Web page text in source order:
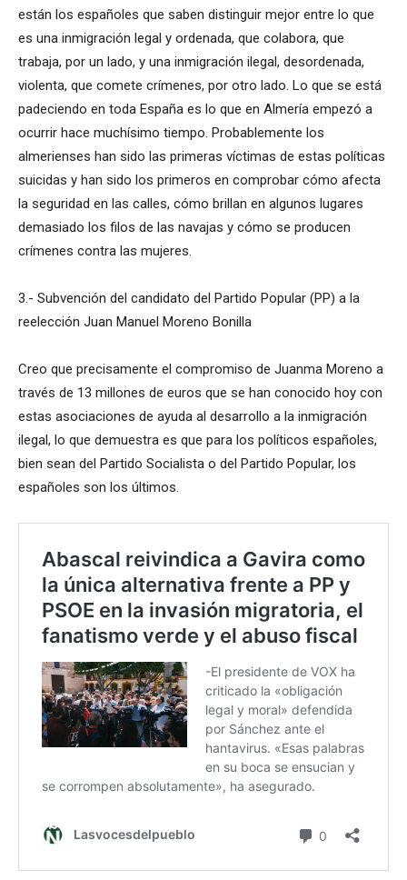
están los españoles que saben distinguir mejor entre lo que
es una inmigración legal y ordenada, que colabora, que
trabaja, por un lado, y una inmigración ilegal, desordenada,
violenta, que comete crímenes, por otro lado. Lo que se está
padeciendo en toda España es lo que en Almería empezó a
ocurrir hace muchísimo tiempo. Probablemente los
almerienses han sido las primeras víctimas de estas políticas
suicidas y han sido los primeros en comprobar cómo afecta
la seguridad en las calles, cómo brillan en algunos lugares
demasiado los filos de las navajas y cómo se producen
crímenes contra las mujeres.
3.- Subvención del candidato del Partido Popular (PP) a la
reelección Juan Manuel Moreno Bonilla
Creo que precisamente el compromiso de Juanma Moreno a
través de 13 millones de euros que se han conocido hoy con
estas asociaciones de ayuda al desarrollo a la inmigración
ilegal, lo que demuestra es que para los políticos españoles,
bien sean del Partido Socialista o del Partido Popular, los
españoles son los últimos.